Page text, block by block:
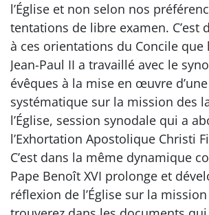
l’Église et non selon nos
tentations de libre examen. C’est
à ces orientations du Concile que
Jean-Paul II a travaillé avec le
évêques à la mise en œuvre
systématique sur la mission des
l’Église, session synodale qui a
l’Exhortation Apostolique Christi
C’est dans la même dynamique
Pape Benoît XVI prolonge et
réflexion de l’Église sur la